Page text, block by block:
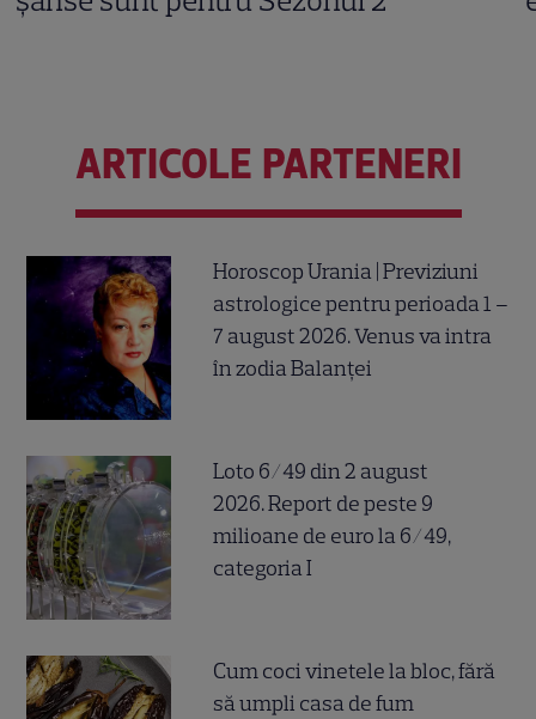
ARTICOLE PARTENERI
Horoscop Urania | Previziuni
astrologice pentru perioada 1 –
7 august 2026. Venus va intra
în zodia Balanței
Loto 6/49 din 2 august
2026. Report de peste 9
milioane de euro la 6/49,
categoria I
Cum coci vinetele la bloc, fără
să umpli casa de fum